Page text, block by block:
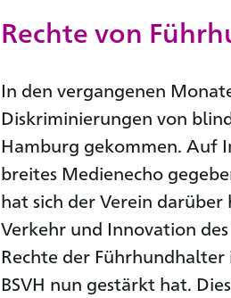
Rechte von
In den vergangenen
Diskriminierungen von
Hamburg gekommen. Auf
breites Medienecho
hat sich der Verein
Verkehr und Innovation
Rechte der
BSVH nun gestärkt hat.